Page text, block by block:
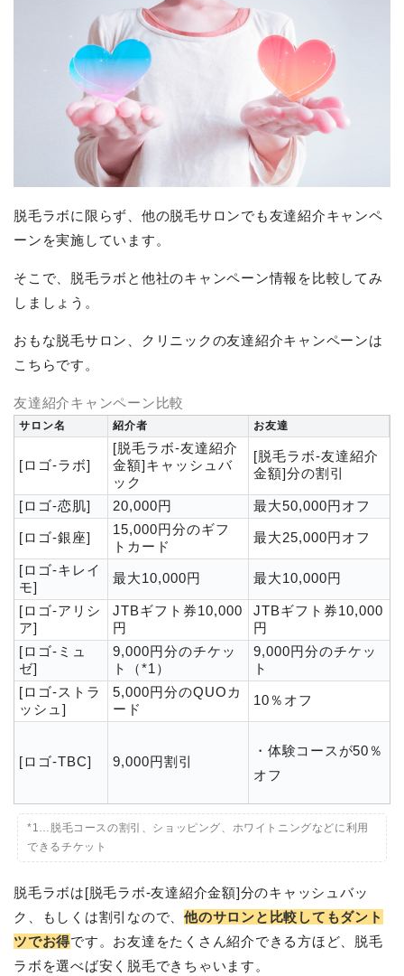
脱毛ラボに限らず、他の脱毛サロンでも友達紹介キャンペ
ーンを実施しています。
そこで、脱毛ラボと他社のキャンペーン情報を比較してみ
しましょう。
おもな脱毛サロン、クリニックの友達紹介キャンペーンは
こちらです。
友達紹介キャンペーン比較
サロン名 紹介者 お友達
[ロゴ-ラボ]
[脱毛ラボ-友達紹介
金額]キャッシュバ
ック
[脱毛ラボ-友達紹介
金額]分の割引
[ロゴ-恋肌] 20,000円 最大50,000円オフ
[ロゴ-銀座]
15,000円分のギフ
トカード
最大25,000円オフ
[ロゴ-キレイ
モ]
最大10,000円 最大10,000円
[ロゴ-アリシ
ア]
JTBギフト券10,000
円
JTBギフト券10,000
円
[ロゴ-ミュ
ゼ]
9,000円分のチケッ
ト（*1）
9,000円分のチケッ
ト
[ロゴ-ストラ
ッシュ]
5,000円分のQUOカ
ード
10％オフ
[ロゴ-TBC] 9,000円割引
・体験コースが50％
オフ
*1…脱毛コースの割引、ショッピング、ホワイトニングなどに利用
できるチケット
脱毛ラボは[脱毛ラボ-友達紹介金額]分のキャッシュバッ
ク、もしくは割引なので、他のサロンと比較してもダント
ツでお得です。お友達をたくさん紹介できる方ほど、脱毛
ラボを選べば安く脱毛できちゃいます。